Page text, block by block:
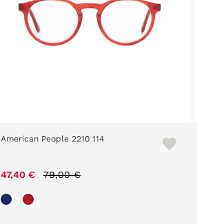
American People 2210 114
47,40 € 79,00 €